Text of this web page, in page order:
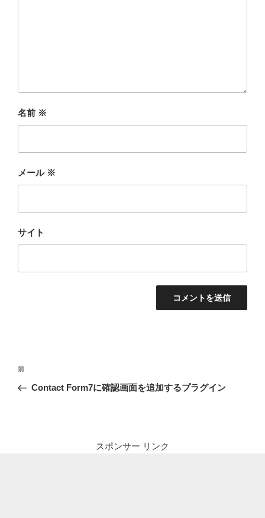
名前 ※
メール ※
サイト
投
ナ
前
の
前
Contact Form7に確認画面を追加するプラグイン
スポンサー リンク